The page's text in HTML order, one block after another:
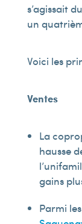
s’agissait
un
Voici les
Ventes
La
hausse
gains
Parmi